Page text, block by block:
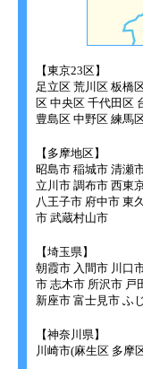
【東京23区】
足立区 荒川区 板橋
区 中央区 千代田区
豊島区 中野区 練馬
【多摩地区】
昭島市 稲城市 清瀬
立川市 調布市 西東
八王子市 府中市 東
市 武蔵村山市
【埼玉県】
朝霞市 入間市 川口
市 志木市 所沢市 戸
新座市 富士見市 ふ
【神奈川県】
川崎市(麻生区 多摩